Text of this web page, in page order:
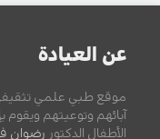
عن العيادة
موقع طبي علمي
آبائهم وتوعيتهم ويقوم
الأطفال الدكتور رضوان